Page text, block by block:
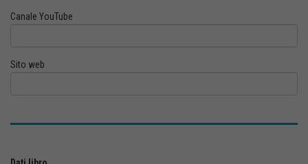
Canale YouTube
Sito web